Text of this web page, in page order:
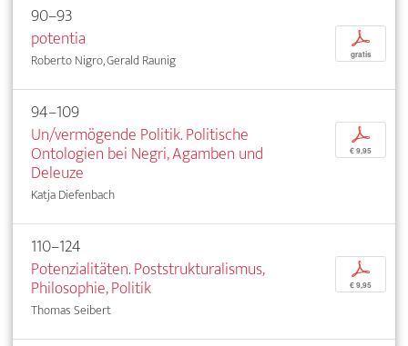
90–93
potentia
Roberto Nigro, Gerald Raunig
p
gratis
94–109
Un/vermögende Politik. Politische
Ontologien bei Negri, Agamben und
Deleuze
Katja Diefenbach
p
€ 9,95
110–124
Potenzialitäten. Poststrukturalismus,
Philosophie, Politik
Thomas Seibert
p
€ 9,95